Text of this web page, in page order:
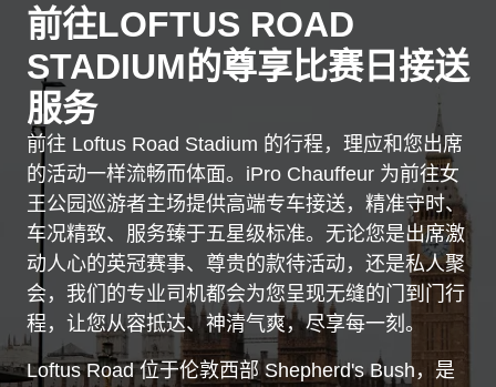
前往LOFTUS ROAD
STADIUM的尊享比赛日接送
服务
前往 Loftus Road Stadium 的行程，理应和您出席
的活动一样流畅而体面。iPro Chauffeur 为前往女
王公园巡游者主场提供高端专车接送，精准守时、
车况精致、服务臻于五星级标准。无论您是出席激
动人心的英冠赛事、尊贵的款待活动，还是私人聚
会，我们的专业司机都会为您呈现无缝的门到门行
程，让您从容抵达、神清气爽，尽享每一刻。
Loftus Road 位于伦敦西部 Shepherd's Bush，是